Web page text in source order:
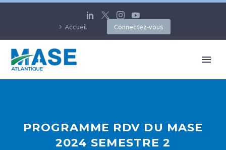
Accueil Connectez-vous
PROGRAMME RDV DU MASE
2024 SEMESTRE 2